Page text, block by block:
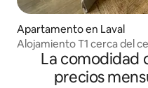
Apartamento en Laval
Alojamiento T1 cerca del
La comodidad
precios